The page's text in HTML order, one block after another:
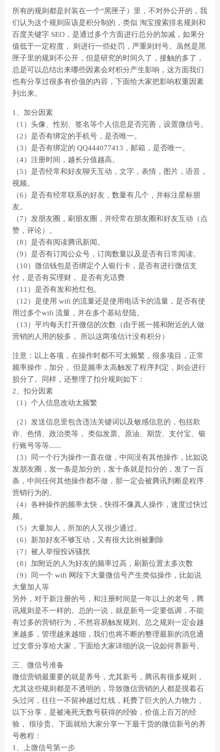
所有的规则都是封装在一个“黑匣子）里，不对外公开的，我
们认为这个规则应该是积分制的，类似 淘宝搜索排名规则和
百度关键字 SEO，是通过多个方面进行总分的加减，如果分
值低于一定程度， 则进行一些处罚，严重则封号。虽然是黑
匣子里的规则不公开，但是研究的时间久了，接触的多了，
总是可以总结出来哪些因素会对积分产生影响，这方面我们
也有分享过很多有价值的内容，下面给大家把影响权重因素
列出来。
1、加分因素
（1）头像、性别、签名等个人信息是否完善，设置微信号。
（2）是否有绑定的手机号，是否唯一。
（3）是否有绑定的 QQ444077413，邮箱，是否唯一。
（4）注册时间，越长分值越高。
（5）是否经常和好友聊天互动，文字，表情，图片，语音，
视频。
（6）是否有经常联系的好友，数量有几个，并标注星标朋
友。
（7）发朋友圈，刷朋友圈，并经常在朋友圈和好友互动（点
赞，评论）。
（8）是否有阅读腾讯新闻。
（9）是否有订阅公众号，订阅数量以及是否有日常阅读。
（10）微信钱包是否绑定个人银行卡，是否有进行微信支
付，是否有买理财， 是否有充话费
（11）是否有发和抢红包。
（12）是使用 wifi 的流量还是使用电话卡的流量，是否有使
用过多个wifi 流量，并在多个基站登陆。
（13）平均每天打开微信的次数（由于摇一摇和附近的人做
营销的人用的较多， 所以这两项估计没有积分）
注意：以上各项，在操作时都不可太频繁，很多项目，正常
频率操作，加分， 但是频率太高触发了程序判定，则会进行
损分了。同样，还整理了扣分规则如下：
2、扣分因素
（1）个人信息改动太频繁
（2）发送信息里包含违法关键词以及敏感信息的，包括欺
诈、色情、政治类等， 类似发票、原油、期货、支付宝、银
行账号等等......
（3）同一个行为操作一直在做，中间没有其他操作，比如说
发朋友圈，发一条是加分的，发十条就是扣分的，发了一百
条，中间任何其他操作都不做，那一定会被腾讯判断是程序
营销行为的。
（4）各种操作的频率太快，快得不像真人操作，速度过快过
频。
（5）大量加人，所加的人又很少通过。
（6）新加好友不够互动，又有很大比例被删除
（7）被人举报投诉骚扰
（8）加附近的人为好友的频率过高，刷新位置太多次数
（9）同一个 wifi 网段下大量微信号产生类似操作，比如说
大量加人等
另外，对于新注册的号，和注册时间是一年以上的老号，腾
讯规则是不一样的。总的一说，就是新号一定要低调，不能
有过多的营销行为，不然容易触发规则。总之规则一定会越
来越多，管理越来越细，我们也将不断的整理最新的消息通
过文章分享给大家，下面给大家详细的说一说如何养新号。
三、微信号准备
微信营销最重要的就是养号，尤其新号，腾讯有很多规则，
尤其这些规则都是不透明的，导致微信营销的人都是摸着石
头过河，往往一不留神越过红线，耗费了巨大的人力物力，
以下分享，是被淹死无数号获得的经验，价值上百万的经
验， 很珍贵。下面就给大家分享一下最干货的微信新号的养
号教程：
1、上微信号第一步